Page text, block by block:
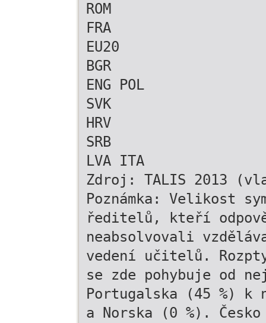
ROM
FRA
EU20
BGR
ENG POL
SVK
HRV
SRB
LVA ITA
Zdroj: TALIS 2013
Poznámka: Velikost
ředitelů, kteří
neabsolvovali
vedení učitelů.
se zde pohybuje od
Portugalska (45 %) k
a Norska (0 %).